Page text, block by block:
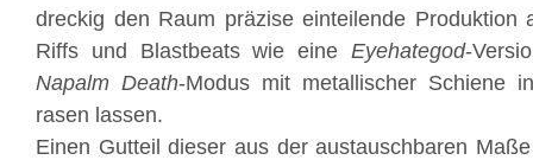
dreckig den Raum präzise einteilende Produktion
Riffs und Blastbeats wie eine Eyehategod-
Napalm Death-Modus mit metallischer Schiene
rasen lassen.
Einen Gutteil dieser aus der austauschbaren